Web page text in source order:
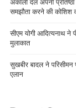
अकाली दल अपनी
समझौता करने की कोशिश
सीएम योगी आदित्यनाथ ने
मुलाकात
सुखबीर बादल ने परिसीमन
एलान